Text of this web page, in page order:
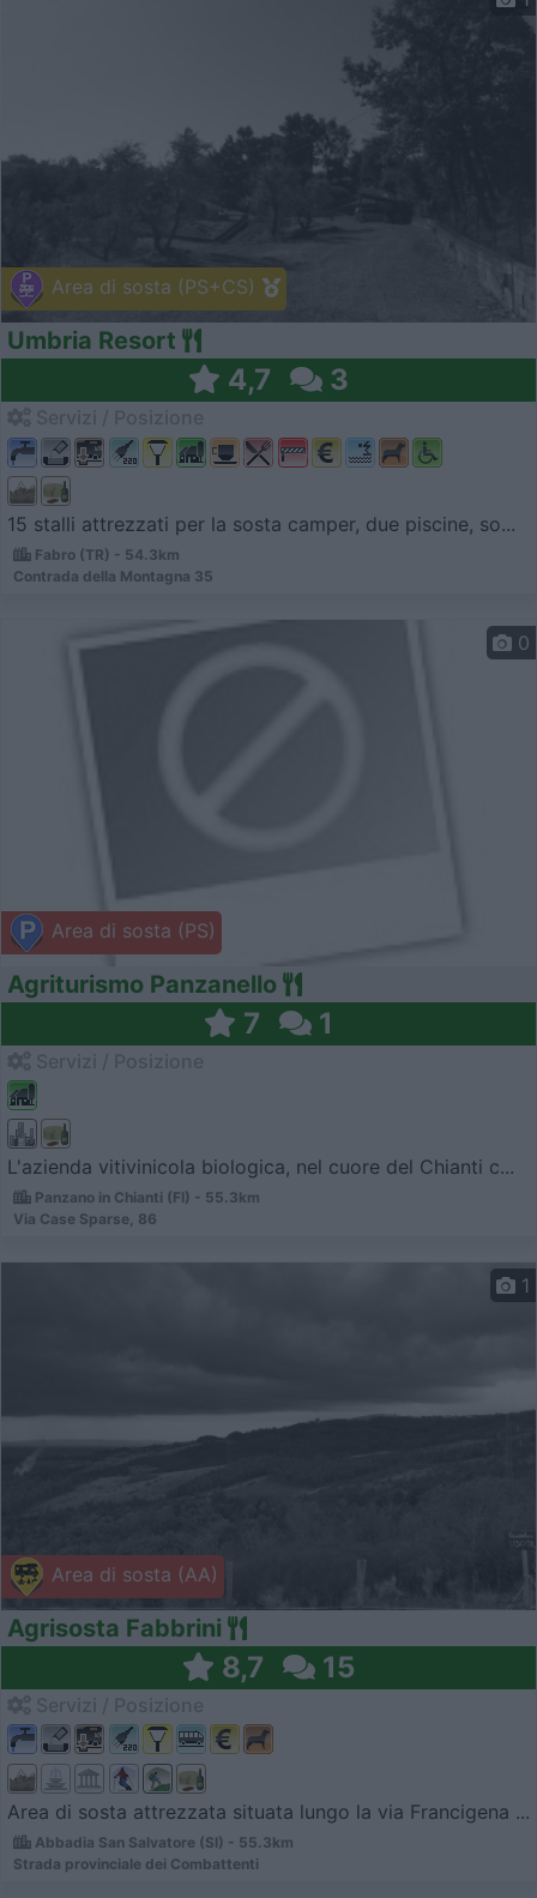
Area di sosta (PS+CS)
Umbria Resort
4,7 3
15 stalli attrezzati per la sosta camper, due piscine, so...
Fabro (TR) - 54.3km
Contrada della Montagna 35
Area di sosta (PS)
0
Agriturismo Panzanello
7 1
L'azienda vitivinicola biologica, nel cuore del Chianti c...
Panzano in Chianti (FI) - 55.3km
Via Case Sparse, 86
Area di sosta (AA)
1
Agrisosta Fabbrini
8,7 15
Area di sosta attrezzata situata lungo la via Francigena ...
Abbadia San Salvatore (SI) - 55.3km
Strada provinciale dei Combattenti